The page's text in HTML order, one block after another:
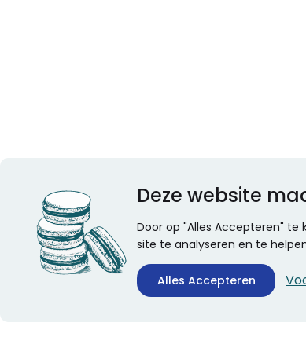
Deze website
Door op "Alles Accepteren"
site te analyseren en te
Alles Accepteren